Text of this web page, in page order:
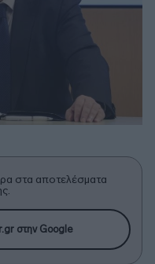
στα αποτελέσματα
στην Google